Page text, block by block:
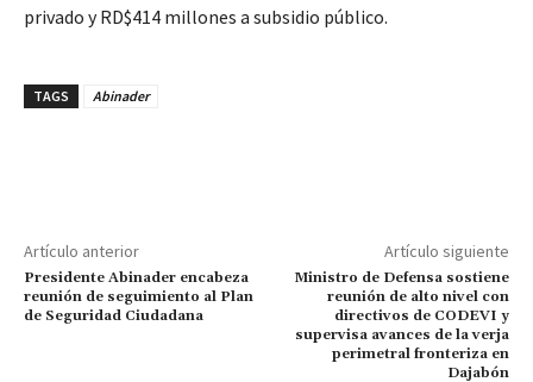
privado y RD$414 millones a subsidio público.
TAGS Abinader
Artículo anterior
Presidente Abinader encabeza
reunión de seguimiento al Plan
de Seguridad Ciudadana
Artículo siguiente
Ministro de Defensa sostiene
reunión de alto nivel con
directivos de CODEVI y
supervisa avances de la verja
perimetral fronteriza en
Dajabón